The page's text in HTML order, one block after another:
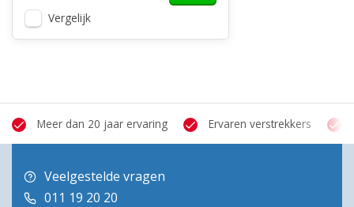
Vergelijk
Meer dan 20 jaar ervaring Ervaren verstrekkers
Veelgestelde vragen
011 19 20 20